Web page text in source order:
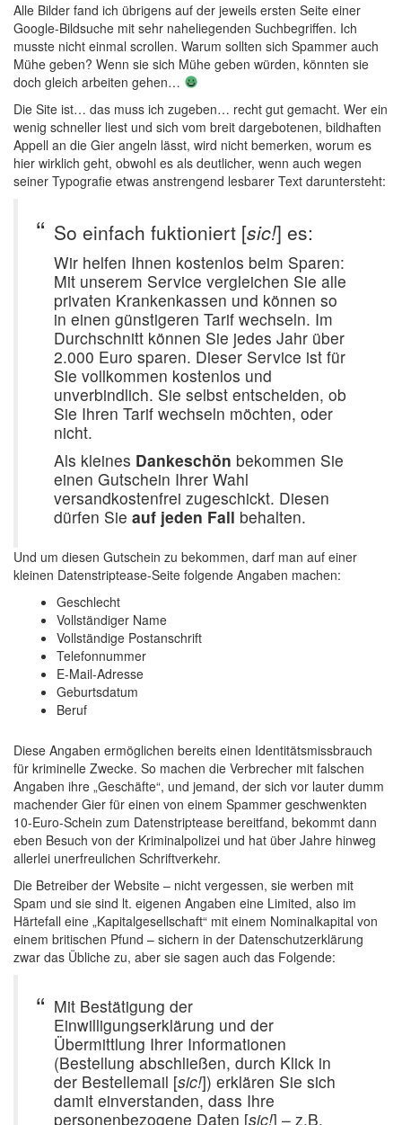
Alle Bilder fand ich übrigens auf der jeweils ersten Seite einer
Google-Bildsuche mit sehr naheliegenden Suchbegriffen. Ich
musste nicht einmal scrollen. Warum sollten sich Spammer auch
Mühe geben? Wenn sie sich Mühe geben würden, könnten sie
doch gleich arbeiten gehen…
Die Site ist… das muss ich zugeben… recht gut gemacht. Wer ein
wenig schneller liest und sich vom breit dargebotenen, bildhaften
Appell an die Gier angeln lässt, wird nicht bemerken, worum es
hier wirklich geht, obwohl es als deutlicher, wenn auch wegen
seiner Typografie etwas anstrengend lesbarer Text daruntersteht:
So einfach fuktioniert [sic!] es:
Wir helfen Ihnen kostenlos beim Sparen:
Mit unserem Service vergleichen Sie alle
privaten Krankenkassen und können so
in einen günstigeren Tarif wechseln. Im
Durchschnitt können Sie jedes Jahr über
2.000 Euro sparen. Dieser Service ist für
Sie vollkommen kostenlos und
unverbindlich. Sie selbst entscheiden, ob
Sie Ihren Tarif wechseln möchten, oder
nicht.
Als kleines Dankeschön bekommen Sie
einen Gutschein Ihrer Wahl
versandkostenfrei zugeschickt. Diesen
dürfen Sie auf jeden Fall behalten.
Und um diesen Gutschein zu bekommen, darf man auf einer
kleinen Datenstriptease-Seite folgende Angaben machen:
Geschlecht
Vollständiger Name
Vollständige Postanschrift
Telefonnummer
E-Mail-Adresse
Geburtsdatum
Beruf
Diese Angaben ermöglichen bereits einen Identitätsmissbrauch
für kriminelle Zwecke. So machen die Verbrecher mit falschen
Angaben ihre „Geschäfte“, und jemand, der sich vor lauter dumm
machender Gier für einen von einem Spammer geschwenkten
10-Euro-Schein zum Datenstriptease bereitfand, bekommt dann
eben Besuch von der Kriminalpolizei und hat über Jahre hinweg
allerlei unerfreulichen Schriftverkehr.
Die Betreiber der Website – nicht vergessen, sie werben mit
Spam und sie sind lt. eigenen Angaben eine Limited, also im
Härtefall eine „Kapitalgesellschaft“ mit einem Nominalkapital von
einem britischen Pfund – sichern in der Datenschutzerklärung
zwar das Übliche zu, aber sie sagen auch das Folgende:
Mit Bestätigung der
Einwilligungserklärung und der
Übermittlung Ihrer Informationen
(Bestellung abschließen, durch Klick in
der Bestellemail [sic!]) erklären Sie sich
damit einverstanden, dass Ihre
personenbezogene Daten [sic!] – z.B.